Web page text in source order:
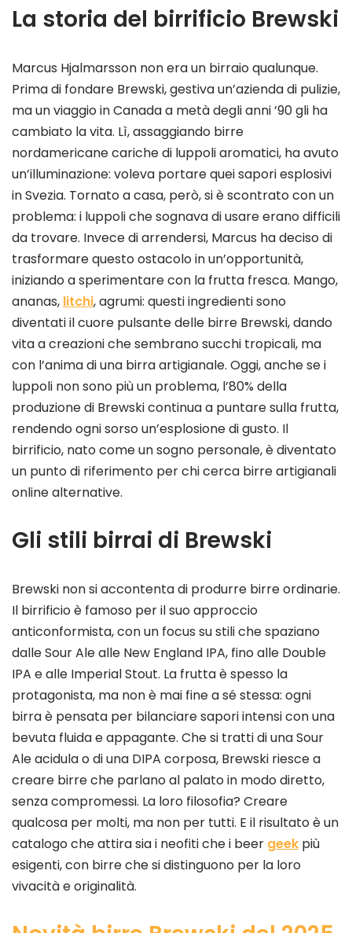
La storia del birrificio Brewski
Marcus Hjalmarsson non era un birraio qualunque.
Prima di fondare Brewski, gestiva un’azienda di pulizie,
ma un viaggio in Canada a metà degli anni ’90 gli ha
cambiato la vita. Lì, assaggiando birre
nordamericane cariche di luppoli aromatici, ha avuto
un’illuminazione: voleva portare quei sapori esplosivi
in Svezia. Tornato a casa, però, si è scontrato con un
problema: i luppoli che sognava di usare erano difficili
da trovare. Invece di arrendersi, Marcus ha deciso di
trasformare questo ostacolo in un’opportunità,
iniziando a sperimentare con la frutta fresca. Mango,
ananas, litchi, agrumi: questi ingredienti sono
diventati il cuore pulsante delle birre Brewski, dando
vita a creazioni che sembrano succhi tropicali, ma
con l’anima di una birra artigianale. Oggi, anche se i
luppoli non sono più un problema, l’80% della
produzione di Brewski continua a puntare sulla frutta,
rendendo ogni sorso un’esplosione di gusto. Il
birrificio, nato come un sogno personale, è diventato
un punto di riferimento per chi cerca birre artigianali
online alternative.
Gli stili birrai di Brewski
Brewski non si accontenta di produrre birre ordinarie.
Il birrificio è famoso per il suo approccio
anticonformista, con un focus su stili che spaziano
dalle Sour Ale alle New England IPA, fino alle Double
IPA e alle Imperial Stout. La frutta è spesso la
protagonista, ma non è mai fine a sé stessa: ogni
birra è pensata per bilanciare sapori intensi con una
bevuta fluida e appagante. Che si tratti di una Sour
Ale acidula o di una DIPA corposa, Brewski riesce a
creare birre che parlano al palato in modo diretto,
senza compromessi. La loro filosofia? Creare
qualcosa per molti, ma non per tutti. E il risultato è un
catalogo che attira sia i neofiti che i beer geek più
esigenti, con birre che si distinguono per la loro
vivacità e originalità.